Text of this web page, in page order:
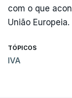
com o que
União Europeia.
TÓPICOS
IVA